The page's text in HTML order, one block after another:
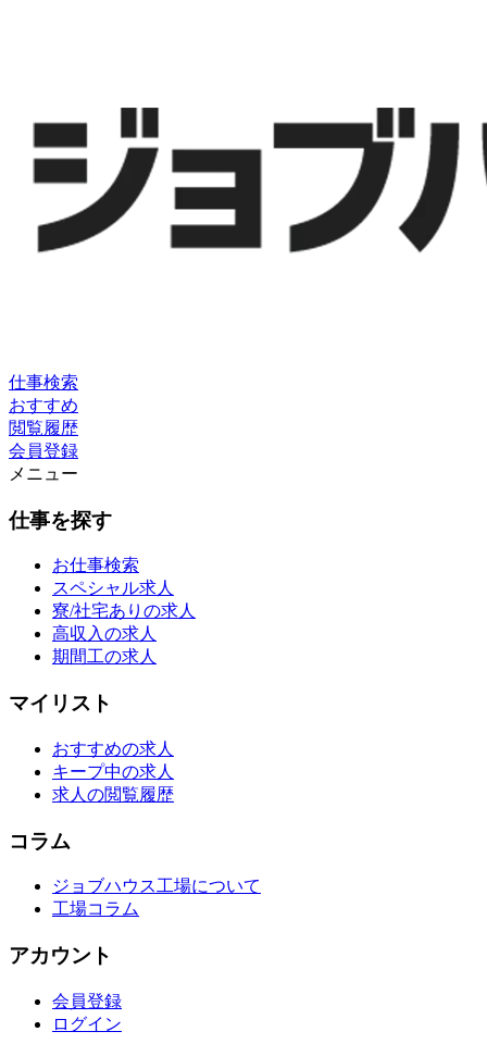
仕事検索
おすすめ
閲覧履歴
会員登録
メニュー
仕事を探す
お仕事検索
スペシャル求人
寮/社宅ありの求人
高収入の求人
期間工の求人
マイリスト
おすすめの求人
キープ中の求人
求人の閲覧履歴
コラム
ジョブハウス工場について
工場コラム
アカウント
会員登録
ログイン